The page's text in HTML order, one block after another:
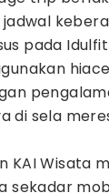
pada
di sela
KAI Wisata
sekadar